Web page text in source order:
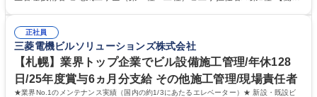
技術を学ぶことができ、入社後約1年間は各種研修会への参加やOJTによ
る教育を計画しています。 募集職種 【盛岡】業界トップ企業でビル設備
保守管理/年休128日/25年度賞与6ヵ月分支給
の最大8割を会社規定に基づき会社が負担)有 【弊社について】■三菱電機
製昇降機・空調・冷凍機器・ビルシステム設備のメンテナンス・修理を始
めとするビル総合管理の会社です。 学歴・資格 学歴：大学院 大学 高専 短
大 専修学校 高校 語学力： 資格：第一種運転免許普通自動車
正社員
三菱電機ビルソリューションズ株式会社
【札幌】業界トップ企業でビル設備施工管理/年休128
日/25年度賞与6ヵ月分支給 その他施工管理/現場責任者
★業界No.1のメンテナンス実績（国内の約1/3にあたるエレベーター）★ 新設・既設ビ